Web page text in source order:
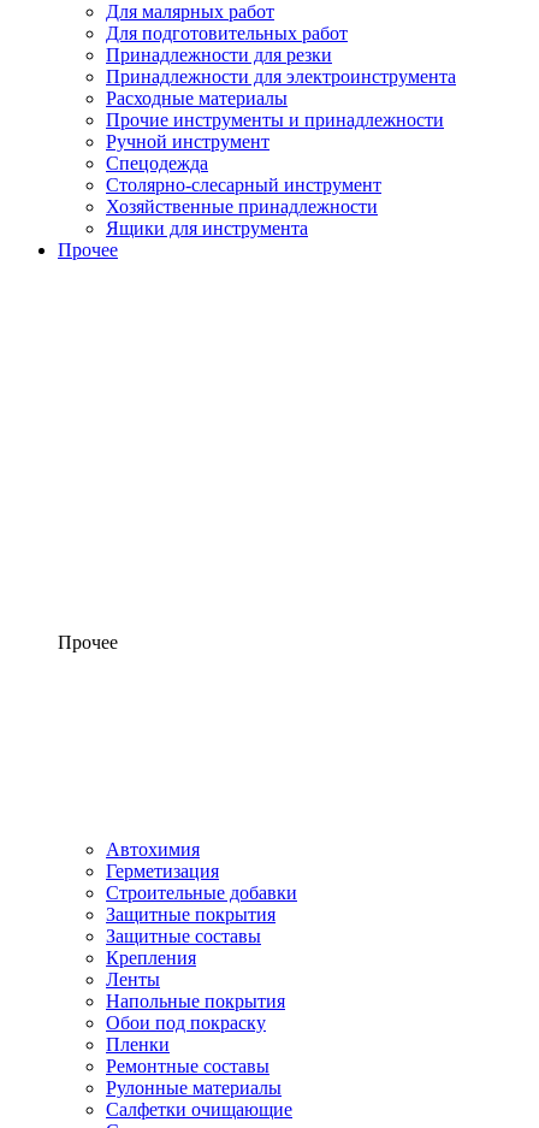
Для малярных работ
Для подготовительных работ
Принадлежности для резки
Принадлежности для электроинструмента
Расходные материалы
Прочие инструменты и принадлежности
Ручной инструмент
Спецодежда
Столярно-слесарный инструмент
Хозяйственные принадлежности
Ящики для инструмента
Прочее
Прочее
Автохимия
Герметизация
Строительные добавки
Защитные покрытия
Защитные составы
Крепления
Ленты
Напольные покрытия
Обои под покраску
Пленки
Ремонтные составы
Рулонные материалы
Салфетки очищающие